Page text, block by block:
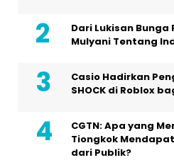
Dari Lukisan Bunga
Mulyani Tentang
Casio Hadirkan
SHOCK di Roblox
CGTN: Apa yang
Tiongkok
dari Publik?